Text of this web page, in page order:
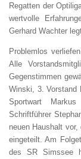
Regatten der
wertvolle
Gerhard Wachter
Problemlos
Alle
Gegenstimmen
Winski, 3. Vorstand
Sportwart
Schriftführer
neuen Haushalt
eingeteilt. Am
des SR Simssee